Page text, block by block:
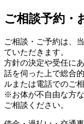
ご相談予約・
ご相談・ご予約は、
ていただきます。
方針の決定や受任に
話を伺った上で総合
ルまたは電話でのご
※お体が不自由な方
ご相談ください。